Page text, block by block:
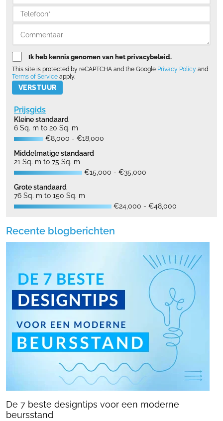
Ik heb kennis genomen van het privacybeleid.
This site is protected by reCAPTCHA and the Google Privacy Policy and
Terms of Service apply.
Please leave this field empty.
Prijsgids
Kleine standaard
6 Sq. m to 20 Sq. m
€8,000 - €18,000
Middelmatige standaard
21 Sq. m to 75 Sq. m
€15,000 - €35,000
Grote standaard
76 Sq. m to 150 Sq. m
€24,000 - €48,000
Recente blogberichten
De 7 beste designtips voor een moderne
beursstand